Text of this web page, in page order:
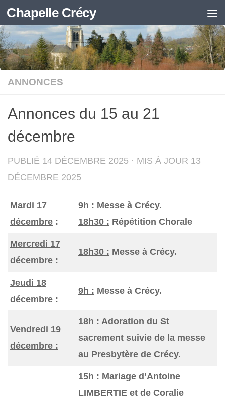
Skip to content
Chapelle Crécy
ANNONCES
Annonces du 15 au 21
décembre
PUBLIÉ 14 DÉCEMBRE 2025 · MIS À JOUR 13
DÉCEMBRE 2025
Mardi 17
décembre :
9h : Messe à Crécy.
18h30 : Répétition Chorale
Mercredi 17
décembre :
18h30 : Messe à Crécy.
Jeudi 18
décembre :
9h : Messe à Crécy.
Vendredi 19
décembre :
18h : Adoration du St
sacrement suivie de la messe
au Presbytère de Crécy.
15h : Mariage d’Antoine
LIMBERTIE et de Coralie